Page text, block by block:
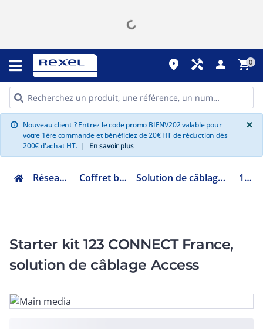
place handyman person shopping_cart0
info Nouveau client ? Entrez le code promo BIENV202 valable pour
votre 1ère commande et bénéficiez de 20€ HT de réduction dès
200€ d'achat HT. | En savoir plus
×
Réseau informatique Coffret baie et accessoires Solution de câblage environnement petit tertiaire 123SKA
Starter kit 123 CONNECT France,
solution de câblage Access